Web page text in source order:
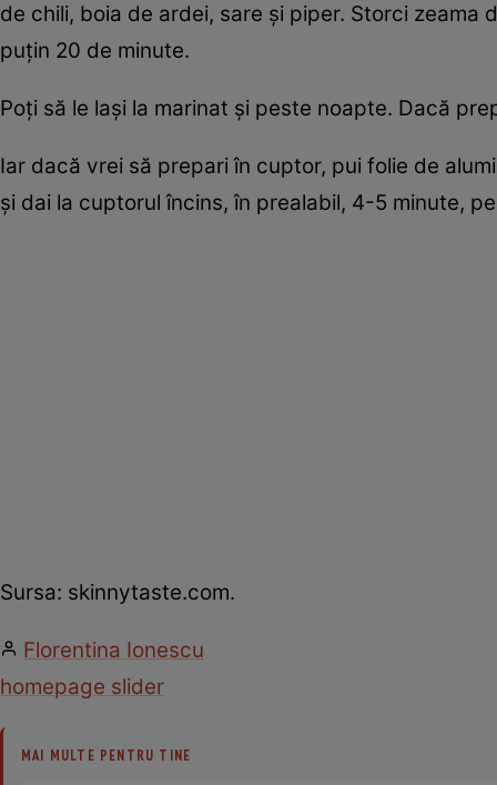
de chili, boia de ardei, sare şi piper. Storci zeama
puţin 20 de minute.
Poţi să le laşi la marinat şi peste noapte. Dacă
Iar dacă vrei să prepari în cuptor, pui folie de
şi dai la cuptorul încins, în prealabil, 4-5 minute,
Sursa: skinnytaste.com.
Florentina Ionescu
homepage slider
MAI MULTE PENTRU TINE